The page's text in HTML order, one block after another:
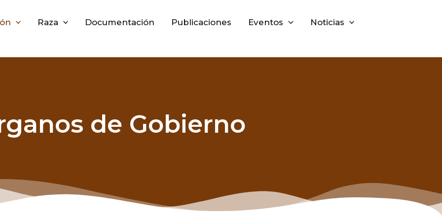
Raza Documentación Publicaciones Eventos
Noticias
de Gobierno